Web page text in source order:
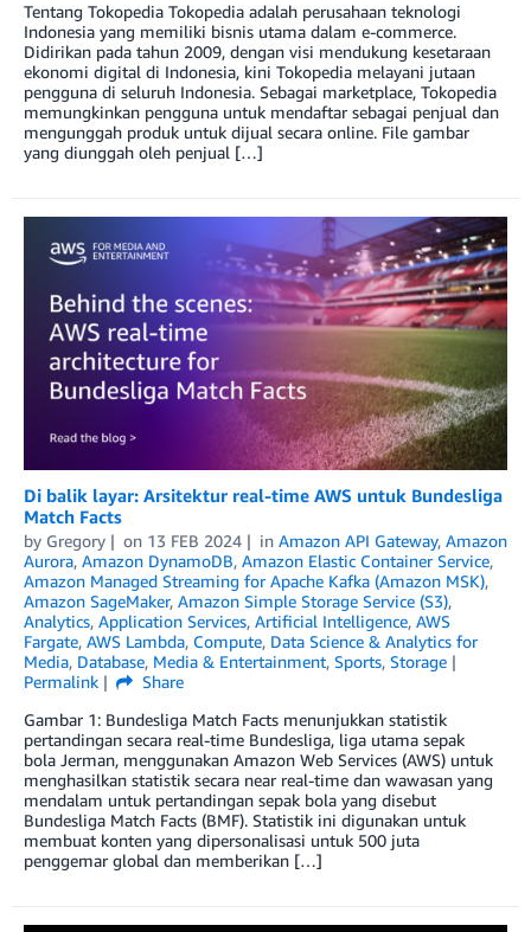
Tentang Tokopedia Tokopedia adalah perusahaan teknologi
Indonesia yang memiliki bisnis utama dalam e-commerce.
Didirikan pada tahun 2009, dengan visi mendukung kesetaraan
ekonomi digital di Indonesia, kini Tokopedia melayani jutaan
pengguna di seluruh Indonesia. Sebagai marketplace, Tokopedia
memungkinkan pengguna untuk mendaftar sebagai penjual dan
mengunggah produk untuk dijual secara online. File gambar
yang diunggah oleh penjual […]
Di balik layar: Arsitektur real-time AWS untuk Bundesliga
Match Facts
by Gregory on 13 FEB 2024 in Amazon API Gateway, Amazon
Aurora, Amazon DynamoDB, Amazon Elastic Container Service,
Amazon Managed Streaming for Apache Kafka (Amazon MSK),
Amazon SageMaker, Amazon Simple Storage Service (S3),
Analytics, Application Services, Artificial Intelligence, AWS
Fargate, AWS Lambda, Compute, Data Science & Analytics for
Media, Database, Media & Entertainment, Sports, Storage
Permalink
Share
Gambar 1: Bundesliga Match Facts menunjukkan statistik
pertandingan secara real-time Bundesliga, liga utama sepak
bola Jerman, menggunakan Amazon Web Services (AWS) untuk
menghasilkan statistik secara near real-time dan wawasan yang
mendalam untuk pertandingan sepak bola yang disebut
Bundesliga Match Facts (BMF). Statistik ini digunakan untuk
membuat konten yang dipersonalisasi untuk 500 juta
penggemar global dan memberikan […]